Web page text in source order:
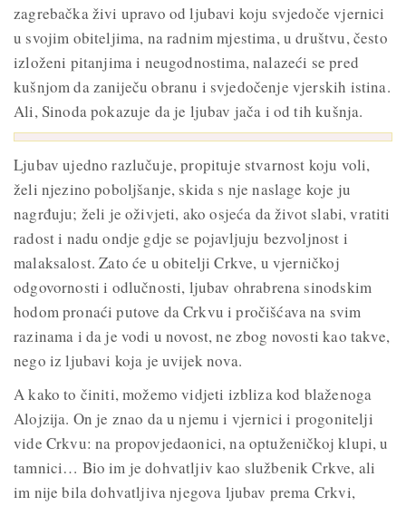
zagrebačka živi upravo od ljubavi koju svjedoče vjernici
u svojim obiteljima, na radnim mjestima, u društvu, često
izloženi pitanjima i neugodnostima, nalazeći se pred
kušnjom da zaniječu obranu i svjedočenje vjerskih istina.
Ali, Sinoda pokazuje da je ljubav jača i od tih kušnja.
Ljubav ujedno razlučuje, propituje stvarnost koju voli,
želi njezino poboljšanje, skida s nje naslage koje ju
nagrđuju; želi je oživjeti, ako osjeća da život slabi, vratiti
radost i nadu ondje gdje se pojavljuju bezvoljnost i
malaksalost. Zato će u obitelji Crkve, u vjerničkoj
odgovornosti i odlučnosti, ljubav ohrabrena sinodskim
hodom pronaći putove da Crkvu i pročišćava na svim
razinama i da je vodi u novost, ne zbog novosti kao takve,
nego iz ljubavi koja je uvijek nova.
A kako to činiti, možemo vidjeti izbliza kod blaženoga
Alojzija. On je znao da u njemu i vjernici i progonitelji
vide Crkvu: na propovjedaonici, na optuženičkoj klupi, u
tamnici… Bio im je dohvatljiv kao službenik Crkve, ali
im nije bila dohvatljiva njegova ljubav prema Crkvi,